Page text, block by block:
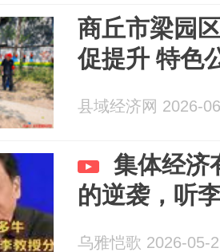
商丘市梁园
促提升 特色
县域经济网 2026-
集体经济
的逆袭，听
乌雅恺歌 2026-05-